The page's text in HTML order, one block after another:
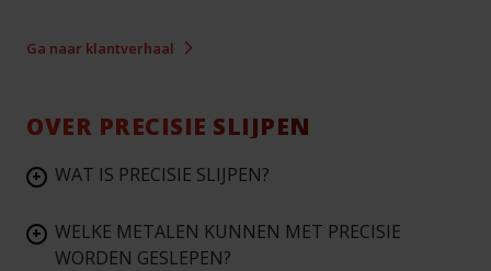
Ga naar klantverhaal
OVER PRECISIE SLIJPEN
+ WAT IS PRECISIE SLIJPEN?
+
WELKE METALEN KUNNEN MET PRECISIE
WORDEN GESLEPEN?